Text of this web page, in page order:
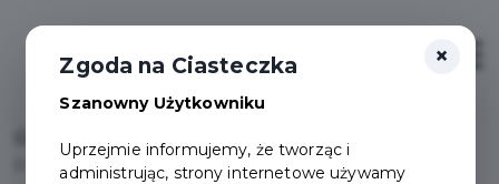
Pochodzenie nazwy miasta - Miasto Pruszcz Gdański
×
Zgoda na Ciasteczka
Szanowny Użytkowniku
Uprzejmie informujemy, że tworząc i
administrując, strony internetowe używamy